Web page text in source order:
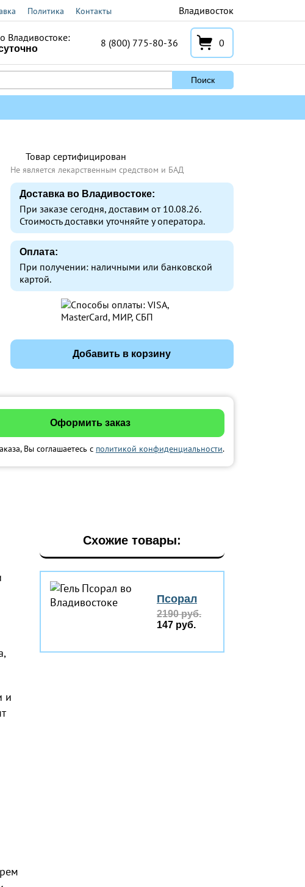
Политика Контакты Владивосток
Владивостоке: 8 (800) 775-80-36 0
Поиск
Товар сертифицирован
Не является лекарственным средством и БАД
Доставка во Владивостоке:
При заказе сегодня, доставим от 10.08.26.
Стоимость доставки уточняйте у оператора.
Оплата:
При получении: наличными или банковской
картой.
Добавить в корзину
Вы соглашаетесь с политикой конфиденциальности.
и
Схожие товары:
Псорал
2190 руб.
147 руб.